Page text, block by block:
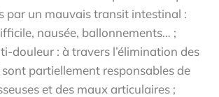
par un mauvais transit intestinal :
nausée, ballonnements… ;
douleur : à travers l’élimination des
partiellement responsables de
et des maux articulaires ;